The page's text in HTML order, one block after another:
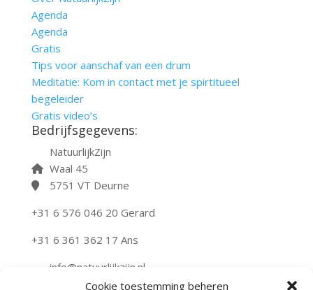
Cookie toestemming beheren
Agenda
Agenda
Gratis
Tips voor aanschaf van een drum
Meditatie: Kom in contact met je spirtitueel
begeleider
Gratis video’s
Bedrijfsgegevens:
NatuurlijkZijn
Waal 45
5751 VT Deurne
+31 6 576 046 20 Gerard
+31 6 361 362 17 Ans
info@natuurlijkzijn.nl
natuurlijkzijn.nl